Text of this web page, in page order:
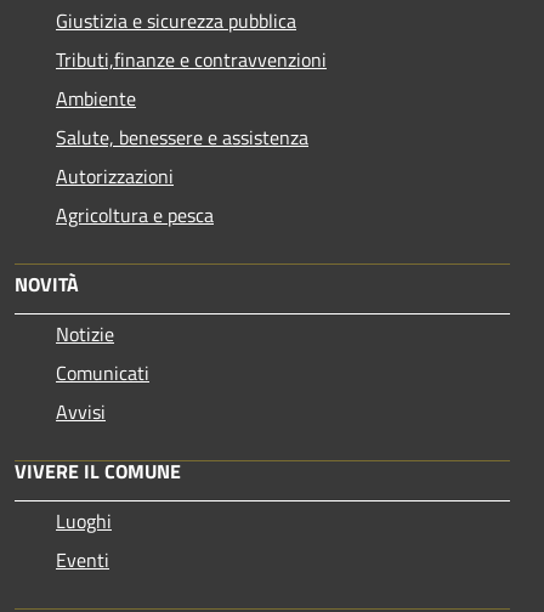
Giustizia e sicurezza pubblica
Tributi,finanze e contravvenzioni
Ambiente
Salute, benessere e assistenza
Autorizzazioni
Agricoltura e pesca
NOVITÀ
Notizie
Comunicati
Avvisi
VIVERE IL COMUNE
Luoghi
Eventi